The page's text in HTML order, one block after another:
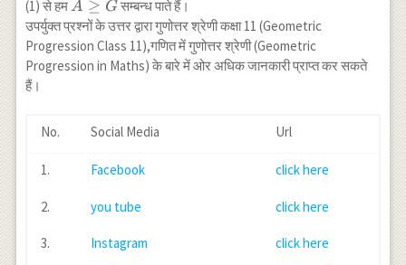
\sqrt{a b}}
{2}=\frac{(\sqrt{a}-
\sqrt{b})^{2}}{2}
\geq 0 \cdots(1)
(1) से हमA
\geq
G
A ≥ Gसम्बन्ध पाते हैं।
उपर्युक्त प्रश्नों के उत्तर द्वारा गुणोत्तर श्रेणी कक्षा 11 (Geometric
Progression Class 11),गणित में गुणोत्तर श्रेणी (Geometric
Progression in Maths) के बारे में ओर अधिक जानकारी प्राप्त कर सकते
हैं।
No. Social Media Url
1. Facebook click here
2. you tube click here
3. Instagram
click here